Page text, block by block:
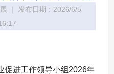
｜ 发布日期：2026/6/5
进工作领导小组2026年